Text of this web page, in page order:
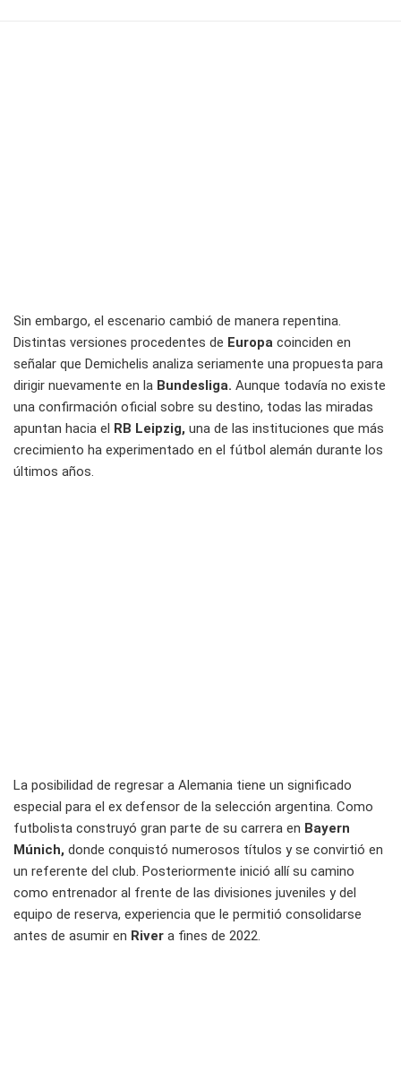
Sin embargo, el escenario cambió de manera repentina.
Distintas versiones procedentes de Europa coinciden en
señalar que Demichelis analiza seriamente una propuesta para
dirigir nuevamente en la Bundesliga. Aunque todavía no existe
una confirmación oficial sobre su destino, todas las miradas
apuntan hacia el RB Leipzig, una de las instituciones que más
crecimiento ha experimentado en el fútbol alemán durante los
últimos años.
La posibilidad de regresar a Alemania tiene un significado
especial para el ex defensor de la selección argentina. Como
futbolista construyó gran parte de su carrera en Bayern
Múnich, donde conquistó numerosos títulos y se convirtió en
un referente del club. Posteriormente inició allí su camino
como entrenador al frente de las divisiones juveniles y del
equipo de reserva, experiencia que le permitió consolidarse
antes de asumir en River a fines de 2022.